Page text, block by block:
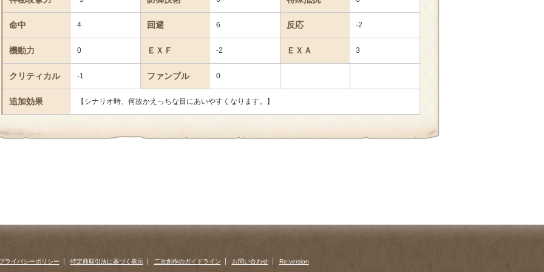
命中 4 回避 6 反応 -2
機動力 0 ＥＸＦ -2 ＥＸＡ 3
クリティカル -1 ファンブル 0
追加効果 【シナリオ時、何故かえっちな目にあいやすくなります。】
ライバシーポリシー 特定商取引法に基づく表示 二次創作のガイドライン お問い合わせ Re:version